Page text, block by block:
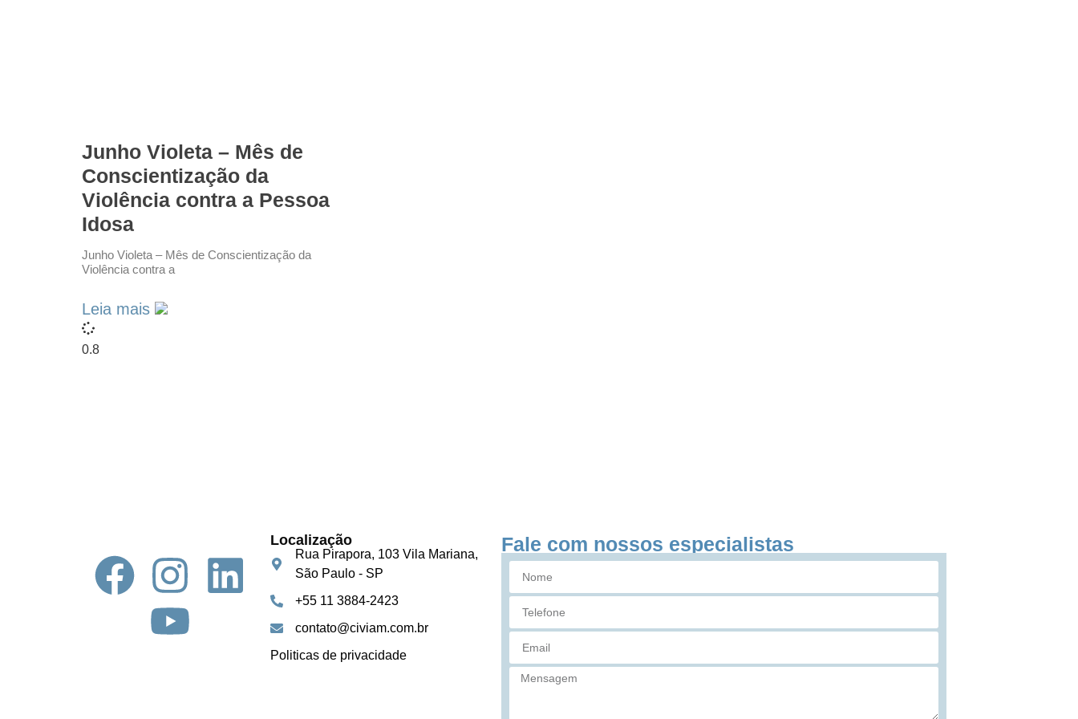
Junho Violeta – Mês de
Conscientização da
Violência contra a Pessoa
Idosa
Junho Violeta – Mês de Conscientização da
Violência contra a
Leia mais
Localização
Rua Pirapora, 103 Vila Mariana,
São Paulo - SP
+55 11 3884-2423
contato@civiam.com.br
Politicas de privacidade
Fale com nossos especialistas